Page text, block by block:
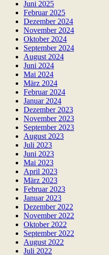
Juni 2025
Februar 2025
Dezember 2024
November 2024
Oktober 2024
September 2024
August 2024
Juni 2024
Mai 2024
März 2024
Februar 2024
Januar 2024
Dezember 2023
November 2023
September 2023
August 2023
Juli 2023
Juni 2023
Mai 2023
April 2023
März 2023
Februar 2023
Januar 2023
Dezember 2022
November 2022
Oktober 2022
September 2022
August 2022
Juli 2022